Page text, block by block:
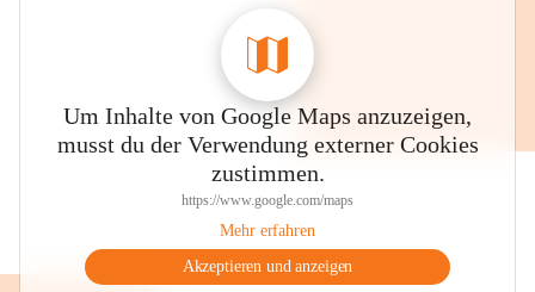
Um Inhalte von Google Maps anzuzeigen,
musst du der Verwendung externer Cookies
zustimmen.
https://www.google.com/maps
Mehr erfahren
Akzeptieren und anzeigen